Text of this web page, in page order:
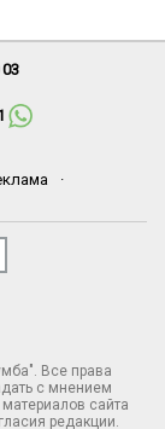
·
Все права
с мнением
сайта
редакции.